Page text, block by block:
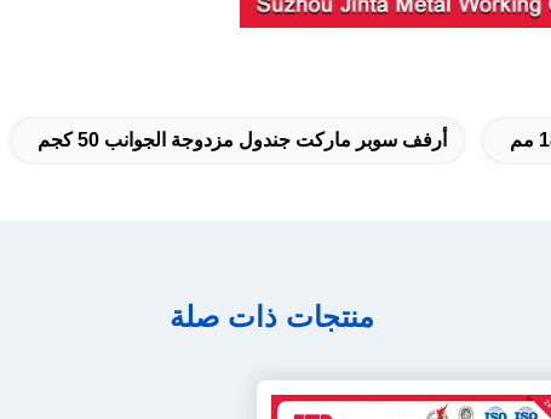
أرفف سوبر ماركت جندول مزدوجة الجوانب 50 كجم
منتجات ذات صلة